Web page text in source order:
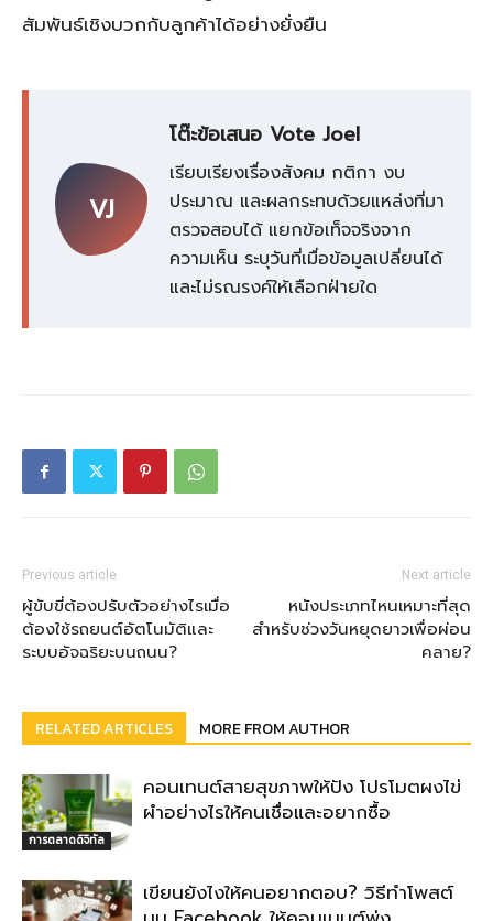
สัมพันธ์เชิงบวกกับลูกค้าได้อย่างยั่งยืน
VJ
โต๊ะข้อเสนอ Vote Joel
เรียบเรียงเรื่องสังคม กติกา งบ
ประมาณ และผลกระทบด้วยแหล่งที่มา
ตรวจสอบได้ แยกข้อเท็จจริงจาก
ความเห็น ระบุวันที่เมื่อข้อมูลเปลี่ยนได้
และไม่รณรงค์ให้เลือกฝ่ายใด
Previous article
ผู้ขับขี่ต้องปรับตัวอย่างไรเมื่อ
ต้องใช้รถยนต์อัตโนมัติและ
ระบบอัจฉริยะบนถนน?
Next article
หนังประเภทไหนเหมาะที่สุด
สำหรับช่วงวันหยุดยาวเพื่อผ่อน
คลาย?
RELATED ARTICLES MORE FROM AUTHOR
การตลาดดิจิทัล
คอนเทนต์สายสุขภาพให้ปัง โปรโมตผงไข่
ผำอย่างไรให้คนเชื่อและอยากซื้อ
เขียนยังไงให้คนอยากตอบ? วิธีทำโพสต์